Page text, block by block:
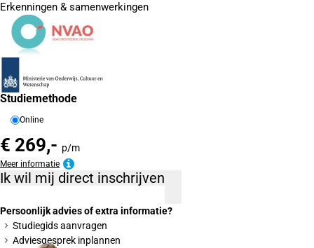
Erkenningen & samenwerkingen
Studiemethode
Online
€ 269,- p/m
Meer informatie
Ik wil mij direct inschrijven
Persoonlijk advies of extra informatie?
Studiegids aanvragen
Adviesgesprek inplannen